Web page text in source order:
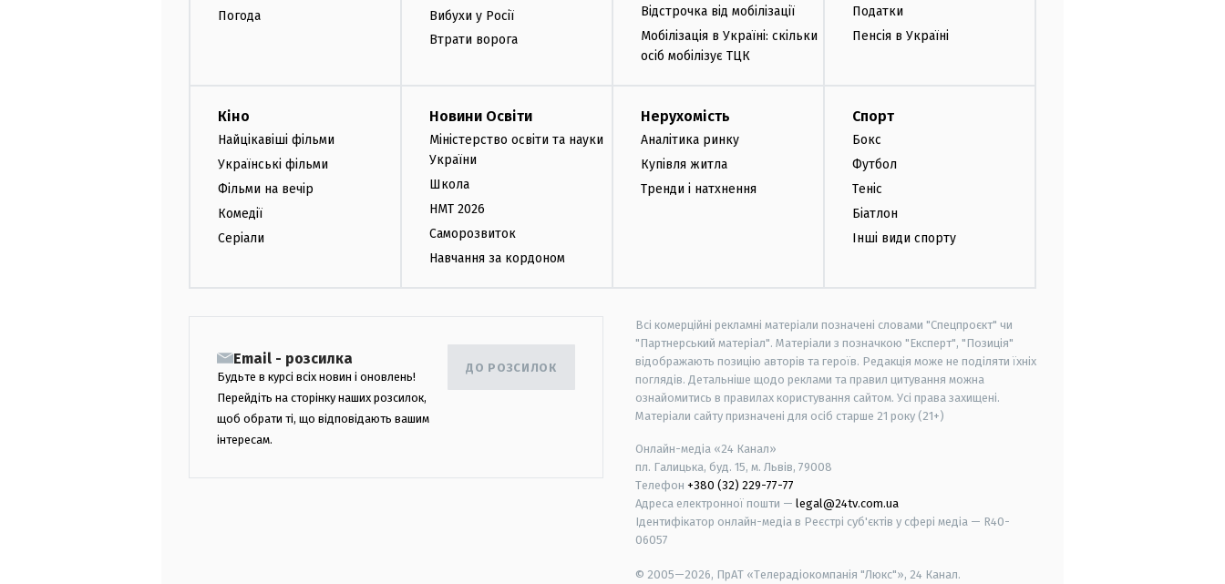
Погода
Вибухи у Росії
Втрати ворога
Відстрочка від мобілізації
Мобілізація в Україні: скільки
осіб мобілізує ТЦК
Податки
Пенсія в Україні
Кіно
Найцікавіші фільми
Українські фільми
Фільми на вечір
Комедії
Серіали
Новини Освіти
Міністерство освіти та науки
України
Школа
НМТ 2026
Саморозвиток
Навчання за кордоном
Нерухомість
Аналітика ринку
Купівля житла
Тренди і натхнення
Спорт
Бокс
Футбол
Теніс
Біатлон
Інші види спорту
Email - розсилка
Будьте в курсі всіх новин і оновлень!
Перейдіть на сторінку наших розсилок,
щоб обрати ті, що відповідають вашим
інтересам.
ДО РОЗСИЛОК
Всі комерційні рекламні матеріали позначені словами "Спецпроєкт" чи
"Партнерський матеріал". Матеріали з позначкою "Експерт", "Позиція"
відображають позицію авторів та героїв. Редакція може не поділяти їхніх
поглядів. Детальніше щодо реклами та правил цитування можна
ознайомитись в правилах користування сайтом. Усі права захищені.
Матеріали сайту призначені для осіб старше 21 року (21+)
Онлайн-медіа «24 Канал»
пл. Галицька, буд. 15, м. Львів, 79008
Телефон +380 (32) 229-77-77
Адреса електронної пошти — legal@24tv.com.ua
Ідентифікатор онлайн-медіа в Реєстрі суб'єктів у сфері медіа — R40-
06057
© 2005—2026, ПрАТ «Телерадіокомпанія "Люкс"», 24 Канал.